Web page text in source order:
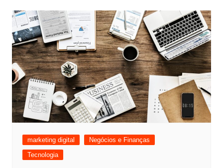
marketing digital
Negócios e Finanças
Tecnologia